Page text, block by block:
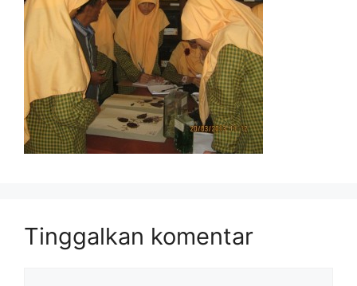
Tinggalkan komentar